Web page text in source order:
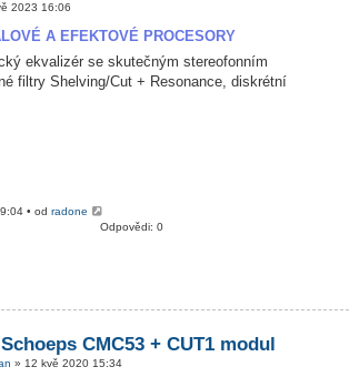
2023 16:06
A EFEKTOVÉ PROCESORY
ekvalizér se skutečným stereofonním
filtry Shelving/Cut + Resonance, diskrétní
• od radone
Odpovědi: 0
Schoeps CMC53 + CUT1 modul
» 12 kvě 2020 15:34